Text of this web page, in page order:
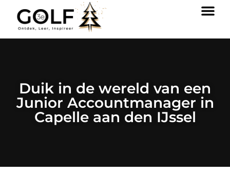
Duik in de wereld van een
Junior Accountmanager in
Capelle aan den IJssel